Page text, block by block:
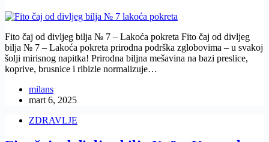
Fito čaj od divljeg bilja № 7 – Lakoća pokreta Fito čaj od divljeg
bilja № 7 – Lakoća pokreta prirodna podrška zglobovima – u svakoj
šolji mirisnog napitka! Prirodna biljna mešavina na bazi preslice,
koprive, brusnice i ribizle normalizuje…
milans
mart 6, 2025
ZDRAVLJE